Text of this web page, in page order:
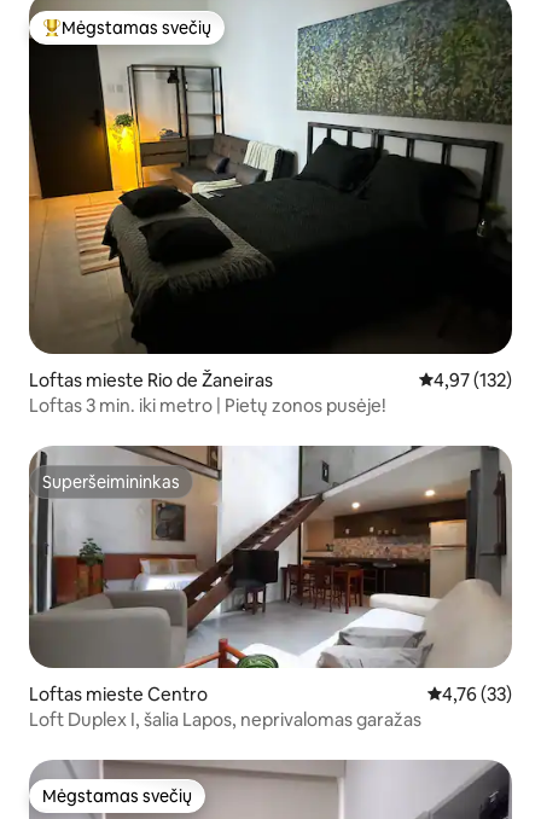
Svečių mėgstamiausias
Mėgstamas svečių
Loftas mieste Rio de Žaneiras Vidutinis
4,97 (132)
Loftas 3 min. iki metro | Pietų zonos pusėje!
Superšeimininkas
Superšeimininkas
Loftas mieste Centro Vidutinis
4,76 (33)
Loft Duplex I, šalia Lapos, neprivalomas garažas
Mėgstamas svečių
Mėgstamas svečių